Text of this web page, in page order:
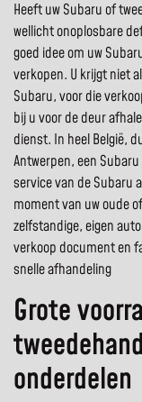
Heeft uw Subaru of
wellicht onoplosbare
goed idee om uw
verkopen. U krijgt niet
Subaru, voor die
bij u voor de deur
dienst. In heel België,
Antwerpen, een
service van de Subaru
moment van uw oude
zelfstandige, eigen
verkoop document en
snelle afhandeling
Grote
onderdelen